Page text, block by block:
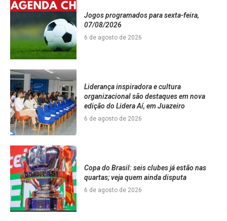
Jogos programados para sexta-feira,
07/08/2026
6 de agosto de 2026
Liderança inspiradora e cultura
organizacional são destaques em nova
edição do Lidera Aí, em Juazeiro
6 de agosto de 2026
Copa do Brasil: seis clubes já estão nas
quartas; veja quem ainda disputa
6 de agosto de 2026